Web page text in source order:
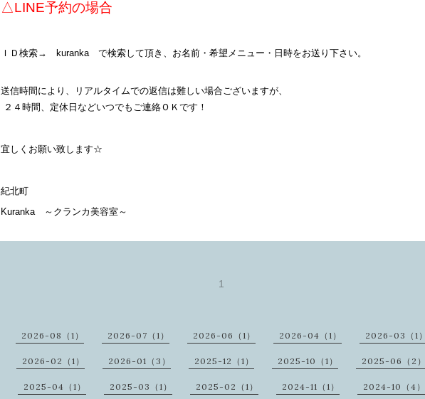
△LINE予約の場合
ＩＤ検索→ kuranka で検索して頂き、お名前・希望メニュー・日時をお送り下さい。
送信時間により、リアルタイムでの返信は難しい場合ございますが、
２４時間、定休日などいつでもご連絡ＯＫです！
宜しくお願い致します☆
紀北町
Kuranka ～クランカ美容室～
1
2026-08（1） 2026-07（1） 2026-06（1） 2026-04（1） 2026-03（1）
2026-02（1） 2026-01（3） 2025-12（1） 2025-10（1） 2025-06（2）
2025-04（1） 2025-03（1） 2025-02（1） 2024-11（1） 2024-10（4）